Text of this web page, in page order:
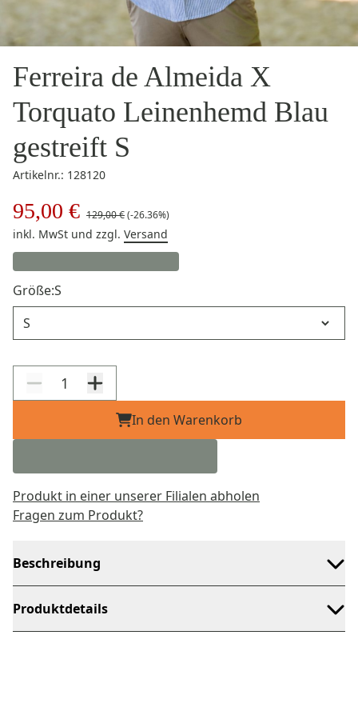
Ferreira de Almeida X
Torquato Leinenhemd Blau
gestreift S
Artikelnr.: 128120
95,00 € 129,00 €(-26.36%)
inkl. MwSt und zzgl. Versand
Größe:S
In den Warenkorb
Produkt in einer unserer Filialen abholen
Fragen zum Produkt?
Beschreibung
Produktdetails